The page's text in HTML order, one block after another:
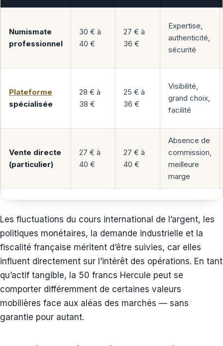
Numismate
professionnel
30 € à
40 €
27 € à
36 €
Expertise,
authenticité,
sécurité
Plateforme
spécialisée
28 € à
38 €
25 € à
36 €
Visibilité,
grand choix,
facilité
Vente directe
(particulier)
27 € à
40 €
27 € à
40 €
Absence de
commission,
meilleure
marge
Les fluctuations du cours international de l’argent, les
politiques monétaires, la demande industrielle et la
fiscalité française méritent d’être suivies, car elles
influent directement sur l’intérêt des opérations. En tant
qu’actif tangible, la 50 francs Hercule peut se
comporter différemment de certaines valeurs
mobilières face aux aléas des marchés — sans
garantie pour autant.